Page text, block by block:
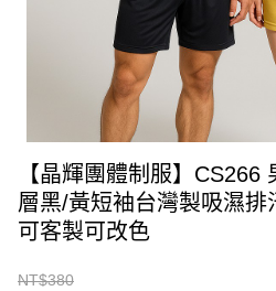
【晶輝團體制服】CS266
層黑/黃短袖台灣製吸濕排
可客製可改色
NT$380